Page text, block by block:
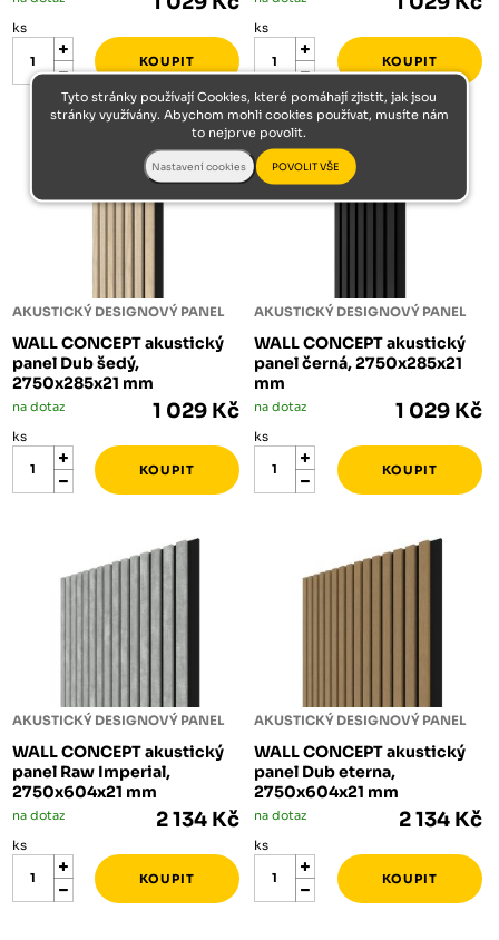
ks ks
AKUSTICKÝ DESIGNOVÝ PANEL
WALL CONCEPT akustický
panel Dub šedý,
2750x285x21 mm
na dotaz 1 029 Kč
ks
AKUSTICKÝ DESIGNOVÝ PANEL
WALL CONCEPT akustický
panel černá, 2750x285x21
mm
na dotaz 1 029 Kč
ks
AKUSTICKÝ DESIGNOVÝ PANEL
WALL CONCEPT akustický
panel Raw Imperial,
2750x604x21 mm
na dotaz 2 134 Kč
ks
AKUSTICKÝ DESIGNOVÝ PANEL
WALL CONCEPT akustický
panel Dub eterna,
2750x604x21 mm
na dotaz 2 134 Kč
ks
Tyto stránky používají Cookies, které pomáhají zjistit, jak jsou
stránky využívány. Abychom mohli cookies používat, musíte nám
to nejprve povolit.